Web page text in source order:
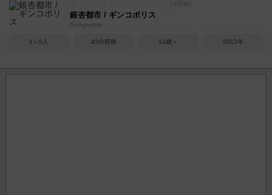
銀杏都市 / ギンコポリス
Ginkgopolis
1～5人 45分前後 13歳～ 2012年